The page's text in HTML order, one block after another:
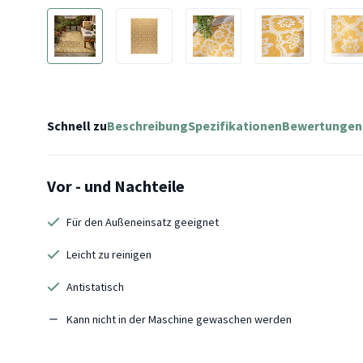
Schnell zuBeschreibungSpezifikationenBewertungen
Vor - und Nachteile
Für den Außeneinsatz geeignet
Leicht zu reinigen
Antistatisch
Kann nicht in der Maschine gewaschen werden